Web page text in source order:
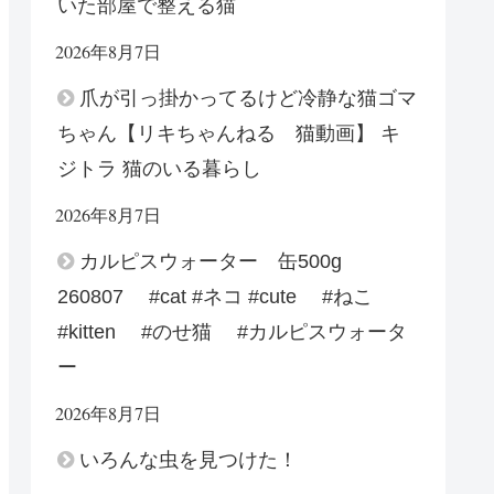
いた部屋で整える猫
2026年8月7日
爪が引っ掛かってるけど冷静な猫ゴマ
ちゃん【リキちゃんねる 猫動画】 キ
ジトラ 猫のいる暮らし
2026年8月7日
カルピスウォーター 缶500g
260807 #cat #ネコ #cute #ねこ
#kitten #のせ猫 #カルピスウォータ
ー
2026年8月7日
いろんな虫を見つけた！